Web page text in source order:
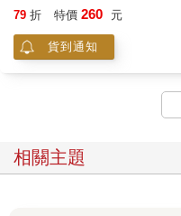
79 折 特價 260 元
貨到通知
相關主題